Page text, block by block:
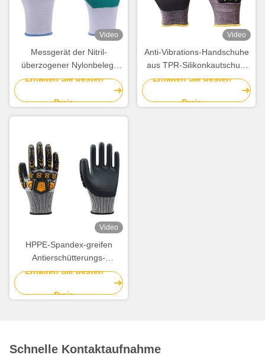
Video
Messgerät der Nitril-
überzogener Nylonbeleg-
beständiges Handschuh-15
Erhalten Sie besten
Preis
Video
Anti-Vibrations-Handschuhe
aus TPR-Silikonkautschuk.
Schnittschutzhandschuhe
Erhalten Sie besten
Preis
Video
HPPE-Spandex-greifen
Antierschütterungs-
Handschuhe Abnutzungs-
Erhalten Sie besten
Preis
Schnelle Kontaktaufnahme